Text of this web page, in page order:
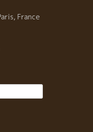
も、料理とワインの
インに大根フォアグラ小
ソース、食べ物を口に
アージに一同、顔見合
ヴァンも『やあーまいり
France